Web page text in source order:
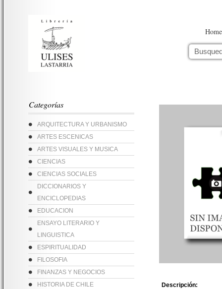
Home
Categorías
ARQUITECTURA Y URBANISMO
ARTES ESCENICAS
ARTES VISUALES Y MUSICA
CIENCIAS
CIENCIAS SOCIALES
DICCIONARIOS Y
ENCICLOPEDIAS
EDUCACION
ENSAYO LITERARIO Y
LINGUISTICA
ESPIRITUALIDAD
FILOSOFIA
FINANZAS Y NEGOCIOS
HISTORIA DE CHILE
Descripción: